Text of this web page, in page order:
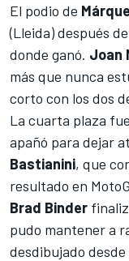
El podio de
(Lleida) después
donde ganó. Joan
más que nunca
corto con los dos
La cuarta plaza
apañó para dejar
Bastianini, que
resultado en
Brad Binder
pudo mantener a
desdibujado